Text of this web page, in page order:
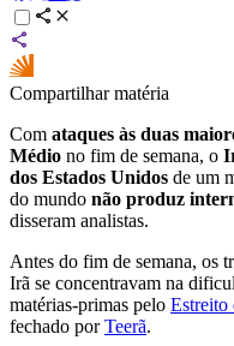
Compartilhar matéria
Com ataques às duas
Médio no fim de semana, o
dos Estados Unidos de um
do mundo não produz
disseram analistas.
Antes do fim de semana, os
Irã se concentravam na
matérias-primas pelo Estreito
fechado porTeerã.